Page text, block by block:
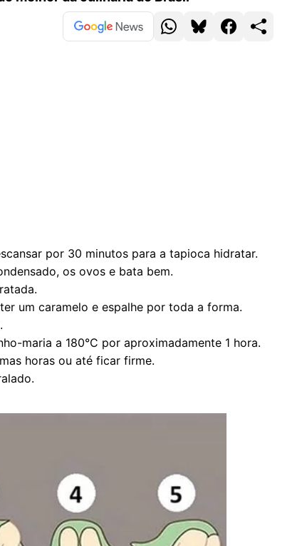
por 30 minutos para a tapioca hidratar.
os ovos e bata bem.
um caramelo e espalhe por toda a forma.
maria a 180°C por aproximadamente 1 hora.
horas ou até ficar firme.